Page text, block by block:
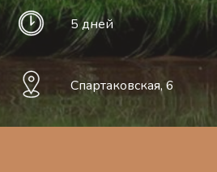
5 дней
Спартаковская, 6